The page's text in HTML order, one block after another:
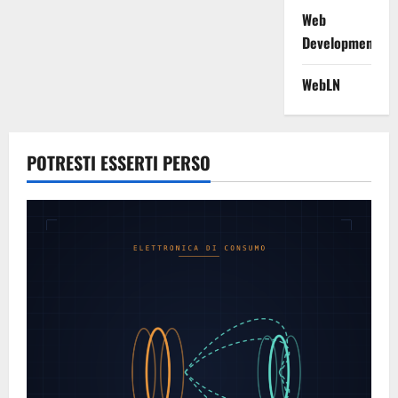
Web
Development
WebLN
POTRESTI ESSERTI PERSO